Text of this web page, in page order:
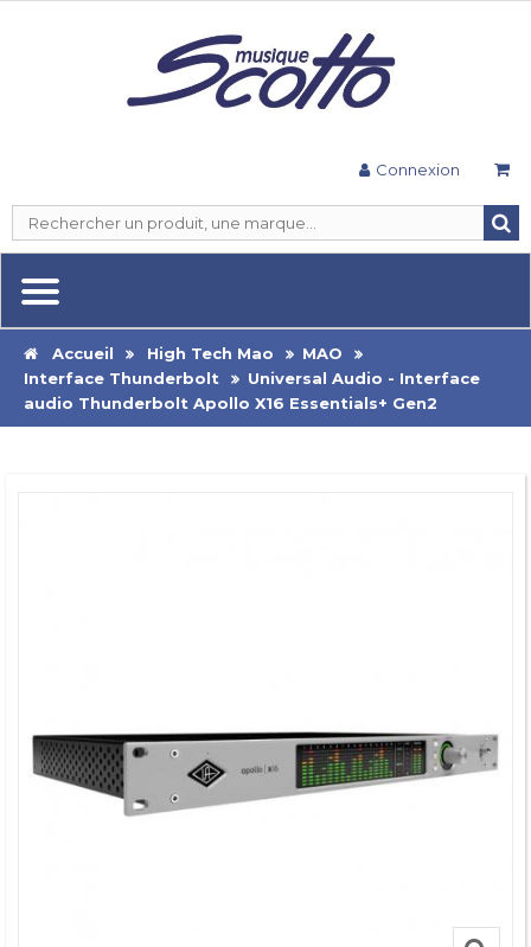
Connexion
Accueil High Tech Mao
MAO
Interface Thunderbolt
Universal Audio - Interface
audio Thunderbolt Apollo X16 Essentials+ Gen2